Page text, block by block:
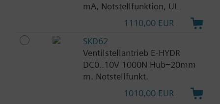
mA, Notstellfunktion, UL
1110,00 EUR
SKD62
Ventilstellantrieb E-HYDR
DC0..10V 1000N Hub=20mm
m. Notstellfunkt.
1010,00 EUR